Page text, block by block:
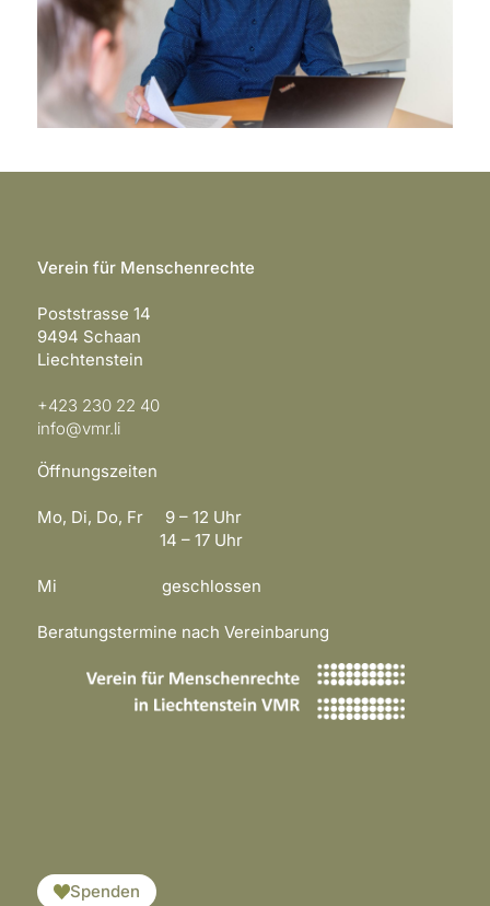
Verein für Menschenrechte
Poststrasse 14
9494 Schaan
Liechtenstein
+423 230 22 40
info@vmr.li
Öffnungszeiten
Mo, Di, Do, Fr 9 – 12 Uhr
14 – 17 Uhr
Mi geschlossen
Beratungstermine nach Vereinbarung
Spenden